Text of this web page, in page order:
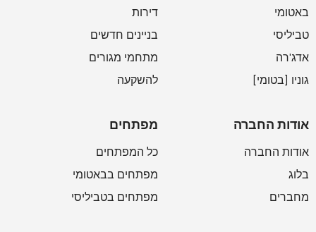
באטומי
טביליסי
אדג'רה
גוניו [בטומי]
אודות החברה
אודות החברה
בלוג
מחברים
דירות
בניינים חדשים
מתחמי מגורים
להשקעה
מפתחים
כל המפתחים
מפתחים בבאטומי
מפתחים בטביליסי